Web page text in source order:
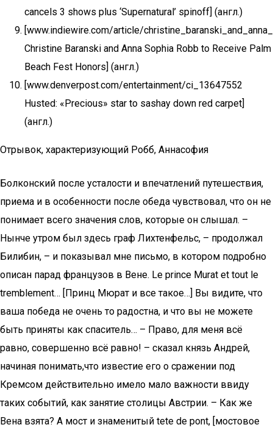
cancels 3 shows plus ‘Supernatural’ spinoff] (англ.)
[www.indiewire.com/article/
Christine Baranski and Anna Sophia Robb to Receive Palm
Beach Fest Honors] (англ.)
[www.denverpost.com/entertainment/ci_13647552
Husted: «Precious» star to sashay down red carpet]
(англ.)
Отрывок, характеризующий Робб, Аннасофия
Болконский после усталости и впечатлений путешествия,
приема и в особенности после обеда чувствовал, что он не
понимает всего значения слов, которые он слышал. –
Нынче утром был здесь граф Лихтенфельс, – продолжал
Билибин, – и показывал мне письмо, в котором подробно
описан парад французов в Вене. Le prince Murat et tout le
tremblement… [Принц Мюрат и все такое…] Вы видите, что
ваша победа не очень то радостна, и что вы не можете
быть приняты как спаситель… – Право, для меня всё
равно, совершенно всё равно! – сказал князь Андрей,
начиная понимать,что известие его о сражении под
Кремсом действительно имело мало важности ввиду
таких событий, как занятие столицы Австрии. – Как же
Вена взята? А мост и знаменитый tete de pont, [мостовое